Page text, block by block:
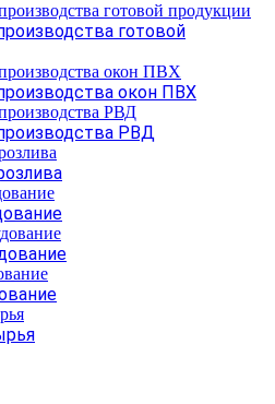
готовой
окон ПВХ
РВД